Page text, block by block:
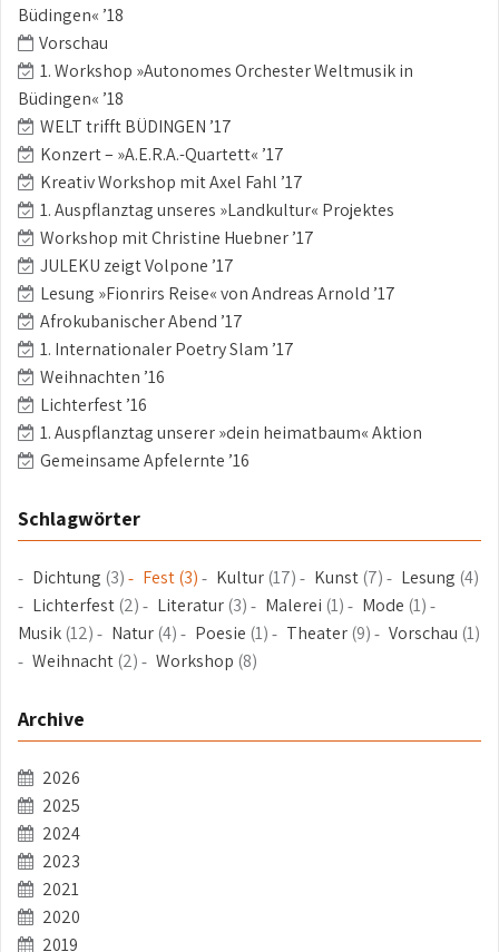
Büdingen« ’18
Vorschau
1. Workshop »Autonomes Orchester Weltmusik in
Büdingen« ’18
WELT trifft BÜDINGEN ’17
Konzert – »A.E.R.A.-Quartett« ’17
Kreativ Workshop mit Axel Fahl ’17
1. Auspflanztag unseres »Landkultur« Projektes
Workshop mit Christine Huebner ’17
JULEKU zeigt Volpone ’17
Lesung »Fionrirs Reise« von Andreas Arnold ’17
Afrokubanischer Abend ’17
1. Internationaler Poetry Slam ’17
Weihnachten ’16
Lichterfest ’16
1. Auspflanztag unserer »dein heimatbaum« Aktion
Gemeinsame Apfelernte ’16
Schlagwörter
Dichtung (3) Fest(3) Kultur(17) Kunst(7) Lesung (4)
Lichterfest(2) Literatur(3) Malerei (1) Mode (1)
Musik(12) Natur(4) Poesie (1) Theater(9) Vorschau (1)
Weihnacht(2) Workshop (8)
Archive
2026
2025
2024
2023
2021
2020
2019